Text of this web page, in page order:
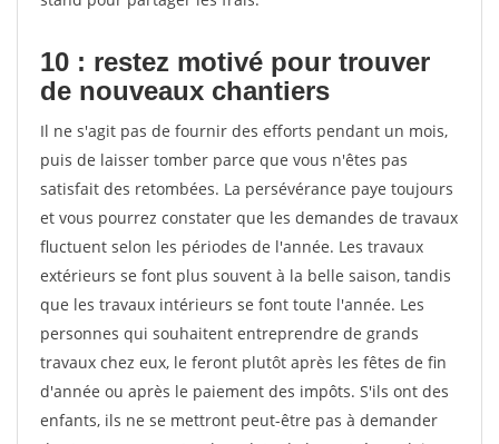
10 : restez motivé pour trouver
de nouveaux chantiers
Il ne s'agit pas de fournir des efforts pendant un mois,
puis de laisser tomber parce que vous n'êtes pas
satisfait des retombées. La persévérance paye toujours
et vous pourrez constater que les demandes de travaux
fluctuent selon les périodes de l'année. Les travaux
extérieurs se font plus souvent à la belle saison, tandis
que les travaux intérieurs se font toute l'année. Les
personnes qui souhaitent entreprendre de grands
travaux chez eux, le feront plutôt après les fêtes de fin
d'année ou après le paiement des impôts. S'ils ont des
enfants, ils ne se mettront peut-être pas à demander